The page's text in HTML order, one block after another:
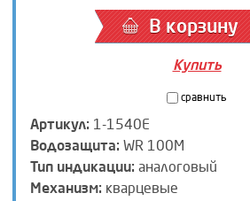
В корзину
Купить
сравнить
Артикул: 1-1540E
Водозащита: WR 100M
Тип индикации: аналоговый
Механизм: кварцевые